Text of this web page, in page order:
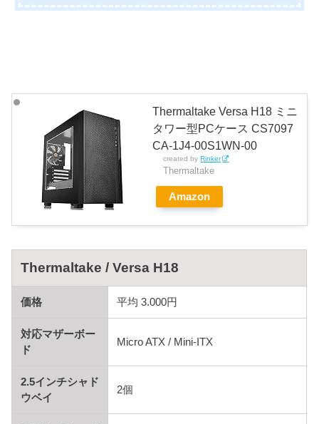
Thermaltake Versa H18 ミニ
タワー型PCケース CS7097
CA-1J4-00S1WN-00
created byRinker
Thermaltake
Amazon
Thermaltake / Versa H18
価格 平均 3.000円
対応マザーボー
ド
Micro ATX / Mini-ITX
2.5インチシャド
ウベイ
2個